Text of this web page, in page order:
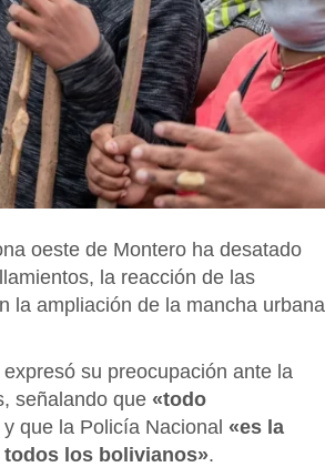
oeste de Montero ha desatado
la reacción de las
la ampliación de la mancha urbana
su preocupación ante la
señalando que «todo
y que la Policía Nacional «es la
los bolivianos».